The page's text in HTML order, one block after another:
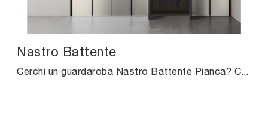
Nastro Battente
Cerchi un guardaroba Nastro Battente Pianca? Clicca subito! Gli armadi a muro con ante battenti ti aspettano.